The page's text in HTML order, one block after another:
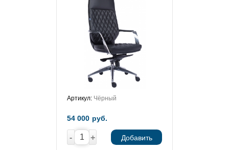
Артикул: Чёрный
54 000 руб.
- + Добавить